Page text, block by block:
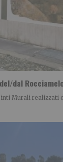
dal
Murali realizzati